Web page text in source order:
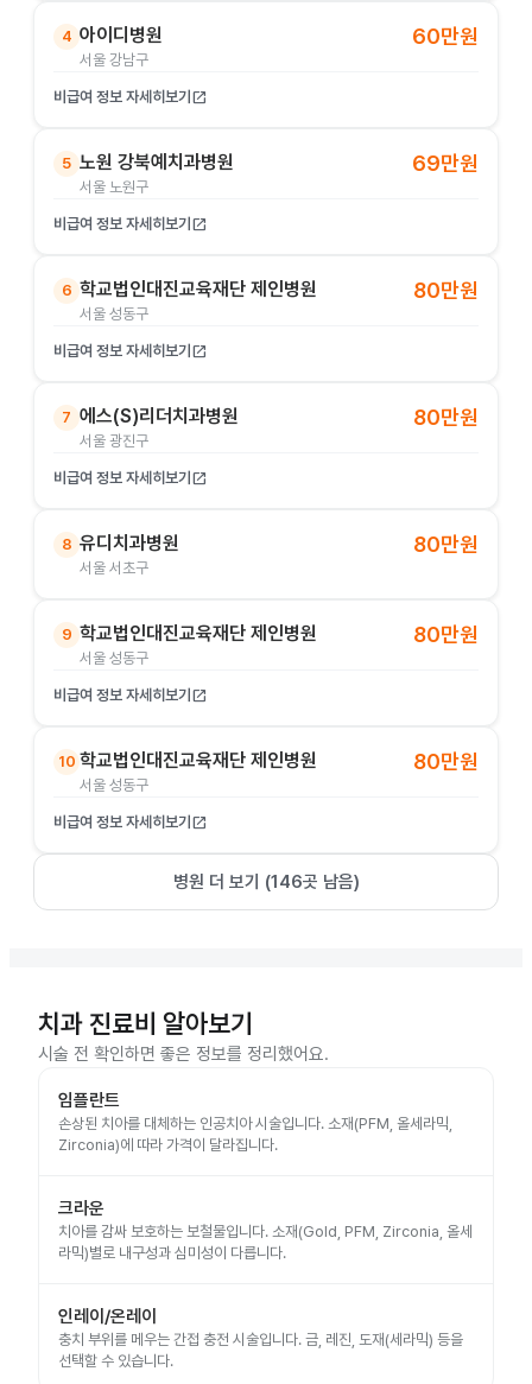
4 아이디병원
서울 강남구
60만원
비급여 정보 자세히보기 open_in_new
5 노원 강북예치과병원
서울 노원구
69만원
비급여 정보 자세히보기 open_in_new
6 학교법인대진교육재단 제인병원
서울 성동구
80만원
비급여 정보 자세히보기 open_in_new
7 에스(S)리더치과병원
서울 광진구
80만원
비급여 정보 자세히보기 open_in_new
8 유디치과병원
서울 서초구
80만원
9 학교법인대진교육재단 제인병원
서울 성동구
80만원
비급여 정보 자세히보기 open_in_new
10 학교법인대진교육재단 제인병원
서울 성동구
80만원
비급여 정보 자세히보기 open_in_new
병원 더 보기 (146곳 남음)
치과 진료비 알아보기
시술 전 확인하면 좋은 정보를 정리했어요.
임플란트
손상된 치아를 대체하는 인공치아 시술입니다. 소재(PFM, 올세라믹,
Zirconia)에 따라 가격이 달라집니다.
크라운
치아를 감싸 보호하는 보철물입니다. 소재(Gold, PFM, Zirconia, 올세
라믹)별로 내구성과 심미성이 다릅니다.
인레이/온레이
충치 부위를 메우는 간접 충전 시술입니다. 금, 레진, 도재(세라믹) 등을
선택할 수 있습니다.